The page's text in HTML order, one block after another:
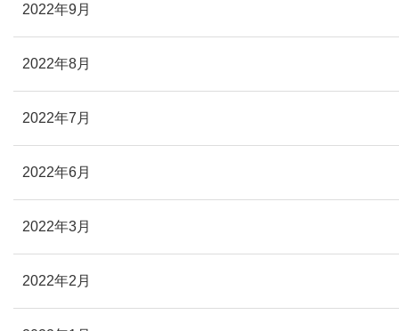
2022年9月
2022年8月
2022年7月
2022年6月
2022年3月
2022年2月